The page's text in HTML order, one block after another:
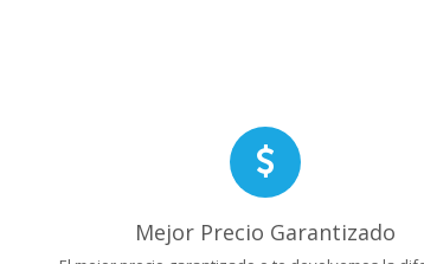
Mejor Precio Garantizado